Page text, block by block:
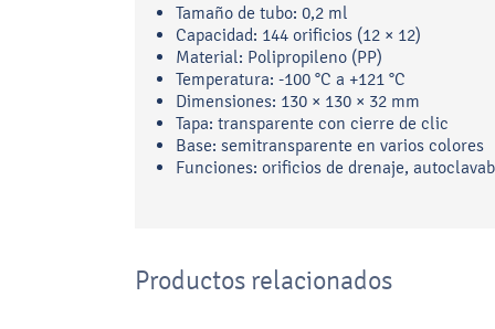
Tamaño de tubo: 0,2 ml
Capacidad: 144 orificios (12 × 12)
Material: Polipropileno (PP)
Temperatura: -100 °C a +121 °C
Dimensiones: 130 × 130 × 32 mm
Tapa: transparente con cierre de clic
Base: semitransparente en varios colores
Funciones: orificios de drenaje,
Productos relacionados